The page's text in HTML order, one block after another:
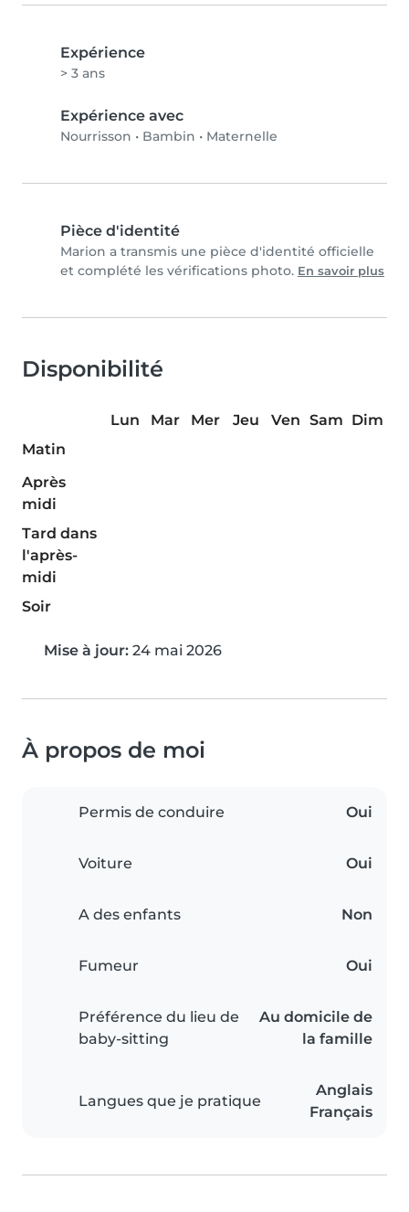
Expérience
> 3 ans
Expérience avec
Nourrisson • Bambin • Maternelle
Pièce d'identité
Marion a transmis une pièce d'identité officielle
et complété les vérifications photo. En savoir plus
Disponibilité
Lun Mar Mer Jeu Ven Sam Dim
Matin
Après
midi
Tard dans
l'après-
midi
Soir
Mise à jour: 24 mai 2026
À propos de moi
Permis de conduire Oui
Voiture Oui
A des enfants Non
Fumeur Oui
Préférence du lieu de
baby-sitting
Au domicile de
la famille
Langues que je pratique
Anglais
Français